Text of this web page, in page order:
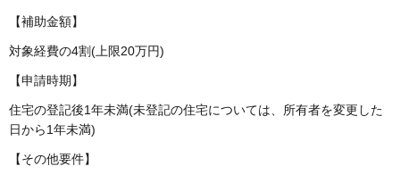
【補助金額】
対象経費の4割(上限20万円)
【申請時期】
住宅の登記後1年未満(未登記の住宅については、所有者を変更した
日から1年未満)
【その他要件】